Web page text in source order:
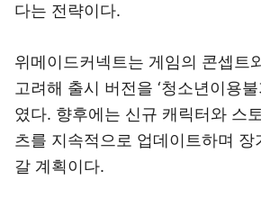
다는 전략이다.
위메이드커넥트는 게임의 콘셉트
고려해 출시 버전을 ‘청소년이용불
였다. 향후에는 신규 캐릭터와 스
츠를 지속적으로 업데이트하며 장
갈 계획이다.